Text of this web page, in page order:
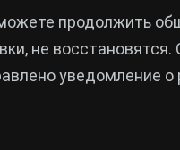
продолжить
не восстановятся.
уведомление о